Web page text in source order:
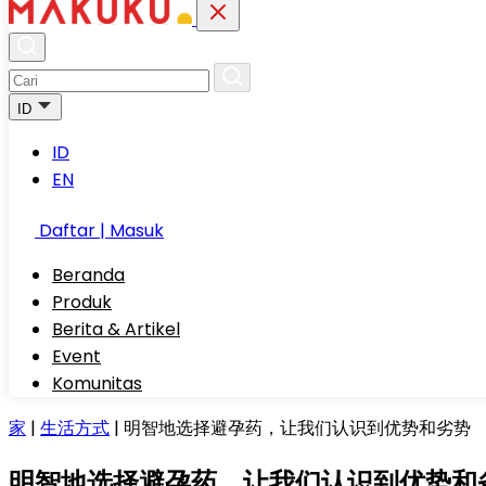
ID
ID
EN
Daftar | Masuk
Beranda
Produk
Berita & Artikel
Event
Komunitas
家 | 生活方式 | 明智地选择避孕药，让我们认识到优势和劣势